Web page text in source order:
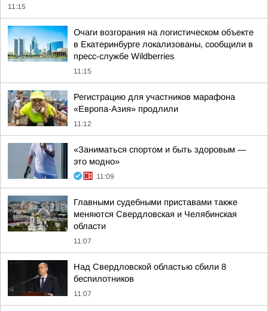
11:15
Очаги возгорания на логистическом объекте
в Екатеринбурге локализованы, сообщили в
пресс-службе Wildberries
11:15
Регистрацию для участников марафона
«Европа-Азия» продлили
11:12
«Заниматься спортом и быть здоровым —
это модно»
11:09
Главными судебными приставами также
меняются Свердловская и Челябинская
области
11:07
Над Свердловской областью сбили 8
беспилотников
11:07